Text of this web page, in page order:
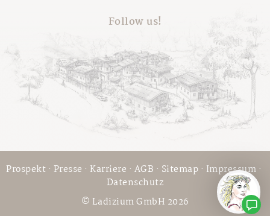
Follow us!
© Ladizium GmbH 2026
Prospekt · Presse · Karriere · AGB · Sitemap · Impressum ·
Datenschutz